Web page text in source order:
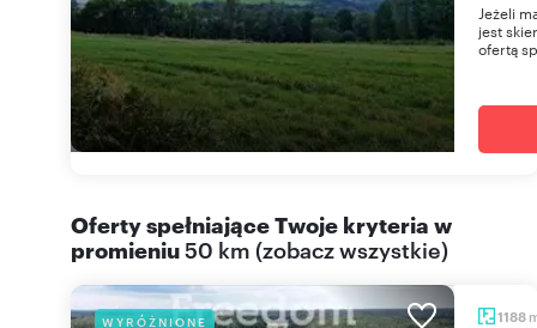
Jeżeli
jest
ofertą
Oferty spełniające Twoje kryteria w
promieniu50 km (zobacz wszystkie)
WYRÓŻNIONE 1188